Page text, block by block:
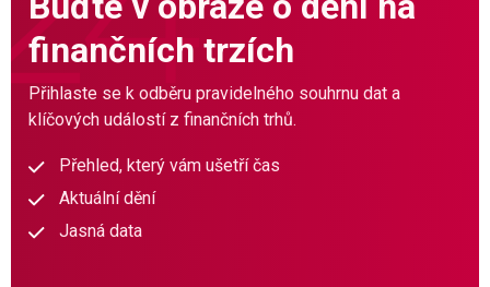
finančních trzích
Přihlaste se k odběru pravidelného souhrnu dat a
klíčových událostí z finančních trhů.
Přehled, který vám ušetří čas
Aktuální dění
Jasná data